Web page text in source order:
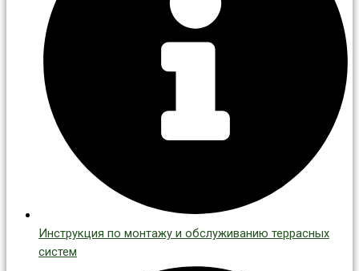
Инструкция по монтажу и обслуживанию террасных
систем